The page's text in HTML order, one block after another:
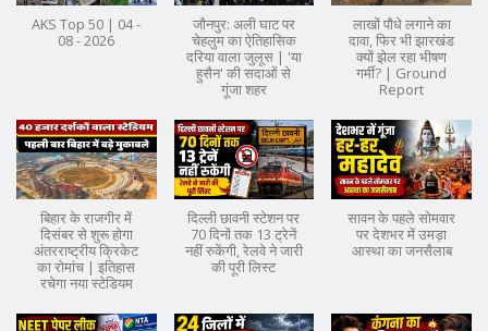
AKS Top 50 | 04 -
08 - 2026
जौनपुर: अली घाट पर
चेहलुम का ऐतिहासिक
दरिया वाला जुलूस | 'या
हुसैन' की सदाओं से
गूंजा शहर
लाखों पौधे लगाने का
दावा, फिर भी झारखंड
क्यों झेल रहा भीषण
गर्मी? | Ground
Report
बिहार के राजगीर में
दिसंबर से शुरू होगा
अंतरराष्ट्रीय क्रिकेट
का रोमांच | इतिहास
रचेगा नया स्टेडियम
दिल्ली छावनी स्टेशन पर
70 दिनों तक 13 ट्रेनें
नहीं रुकेंगी, रेलवे ने जारी
की पूरी लिस्ट
सावन के पहले सोमवार
पर देशभर में उमड़ा
आस्था का जनसैलाब